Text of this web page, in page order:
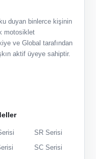
duyan binlerce kişinin
motosiklet
ve Global tarafından
aktif üyeye sahiptir.
SR Serisi
SC Serisi